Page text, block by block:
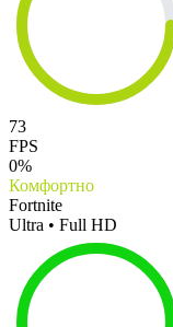
73
FPS
0%
Комфортно
Fortnite
Ultra • Full HD